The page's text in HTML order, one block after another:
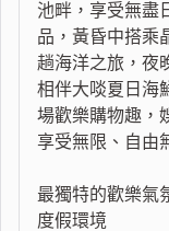
池畔，享受無盡
品，黃昏中搭乘
趟海洋之旅，夜
相伴大啖夏日海
場歡樂購物趣，
享受無限、自由
最獨特的歡樂氣
度假環境